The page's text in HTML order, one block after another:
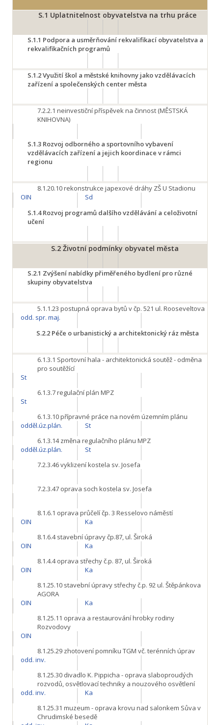
S.1 Uplatnitelnost obyvatelstva na trhu práce
S.1.1 Podpora a usměrňování rekvalifikací obyvatelstva a
rekvalifikačních programů
S.1.2Využití škol a městské knihovny jako vzdělávacích
zařízení a společenských center města
7.2.2.1 neinvestiční příspěvek na činnost (MĚSTSKÁ
KNIHOVNA)
S.1.3 Rozvoj odborného a sportovního vybavení
vzdělávacích zařízení a jejich koordinace v rámci
regionu
8.1.20.10rekonstrukce japexové dráhy ZŠ U Stadionu
OIN
Sd
S.1.4Rozvoj programů dalšího vzdělávání a celoživotní
učení
S.2 Životní podmínky obyvatel města
S.2.1 Zvýšení nabídky přiměřeného bydlení pro různé
skupiny obyvatelstva
5.1.1.23 postupná oprava bytů v čp. 521 ul. Rooseveltova
odd. spr. maj.
S.2.2Péče o urbanistický a architektonický ráz města
6.1.3.1 Sportovní hala - architektonická soutěž - odměna
pro soutěžící
St
6.1.3.7regulační plán MPZ
St
6.1.3.10přípravné práce na novém územním plánu
odděl.úz.plán.
St
6.1.3.14změna regulačního plánu MPZ
odděl.úz.plán.
St
7.2.3.46vyklizení kostela sv. Josefa
7.2.3.47 oprava soch kostela sv. Josefa
8.1.6.1 oprava průčelí čp. 3 Resselovo náměstí
OIN
Ka
8.1.6.4stavební úpravy čp.87, ul. Široká
OIN
Ka
8.1.4.4oprava střechy č.p. 87, ul. Široká
OIN
Ka
8.1.25.10 stavební úpravy střechy č.p. 92 ul. Štěpánkova
AGORA
OIN
Ka
8.1.25.11 oprava a restaurování hrobky rodiny
Rozvodovy
OIN
8.1.25.29 zhotovení pomníku TGM vč. terénních úprav
odd. inv.
8.1.25.30 divadlo K. Pippicha - oprava slaboproudých
rozvodů, osvětlovací techniky a nouzového osvětlení
odd. inv.
Ka
8.1.25.31 muzeum - oprava krovu nad salonkem Sůva v
Chrudimské besedě